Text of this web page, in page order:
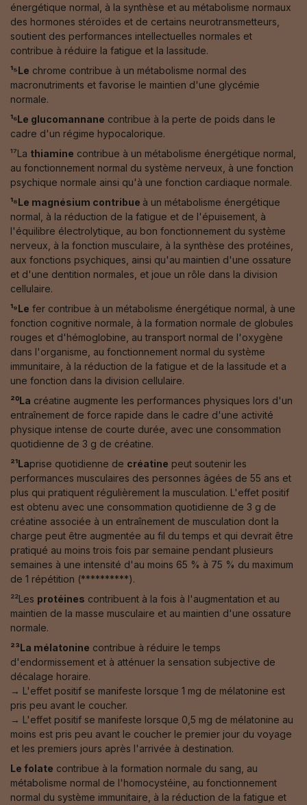
énergétique normal, à la synthèse et au métabolisme normaux
des hormones stéroïdes et de certains neurotransmetteurs,
soutient des performances intellectuelles normales et
contribue à réduire la fatigue et la lassitude.
¹⁵Le chrome contribue à un métabolisme normal des
macronutriments et favorise le maintien d'une glycémie
normale.
¹⁶Le glucomannane contribue à la perte de poids dans le
cadre d'un régime hypocalorique.
¹⁷La thiamine contribue à un métabolisme énergétique normal,
au fonctionnement normal du système nerveux, à une fonction
psychique normale ainsi qu'à une fonction cardiaque normale.
¹⁸Le magnésium contribue à un métabolisme énergétique
normal, à la réduction de la fatigue et de l'épuisement, à
l'équilibre électrolytique, au bon fonctionnement du système
nerveux, à la fonction musculaire, à la synthèse des protéines,
aux fonctions psychiques, ainsi qu'au maintien d'une ossature
et d'une dentition normales, et joue un rôle dans la division
cellulaire.
¹⁹Le fer contribue à un métabolisme énergétique normal, à une
fonction cognitive normale, à la formation normale de globules
rouges et d'hémoglobine, au transport normal de l'oxygène
dans l'organisme, au fonctionnement normal du système
immunitaire, à la réduction de la fatigue et de la lassitude et a
une fonction dans la division cellulaire.
²⁰La créatine augmente les performances physiques lors d'un
entraînement de force rapide dans le cadre d'une activité
physique intense de courte durée, avec une consommation
quotidienne de 3 g de créatine.
²¹Laprise quotidienne de créatine peut soutenir les
performances musculaires des personnes âgées de 55 ans et
plus qui pratiquent régulièrement la musculation. L'effet positif
est obtenu avec une consommation quotidienne de 3 g de
créatine associée à un entraînement de musculation dont la
charge peut être augmentée au fil du temps et qui devrait être
pratiqué au moins trois fois par semaine pendant plusieurs
semaines à une intensité d'au moins 65 % à 75 % du maximum
de 1 répétition (**********).
²²Les protéines contribuent à la fois à l'augmentation et au
maintien de la masse musculaire et au maintien d'une ossature
normale.
²³La mélatonine contribue à réduire le temps
d'endormissement et à atténuer la sensation subjective de
décalage horaire.
→ L'effet positif se manifeste lorsque 1 mg de mélatonine est
pris peu avant le coucher.
→ L'effet positif se manifeste lorsque 0,5 mg de mélatonine au
moins est pris peu avant le coucher le premier jour du voyage
et les premiers jours après l'arrivée à destination.
Le folate contribue à la formation normale du sang, au
métabolisme normal de l'homocystéine, au fonctionnement
normal du système immunitaire, à la réduction de la fatigue et